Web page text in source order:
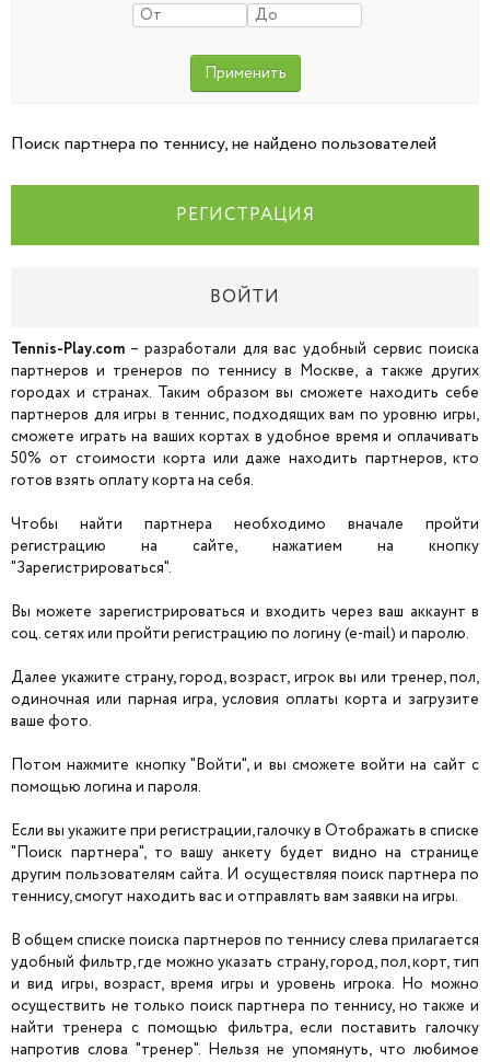
Поиск партнера по теннису, не найдено пользователей
РЕГИСТРАЦИЯ
ВОЙТИ
Tennis-Play.com – разработали для вас удобный сервис поиска
партнеров и тренеров по теннису в Москве, а также других
городах и странах. Таким образом вы сможете находить себе
партнеров для игры в теннис, подходящих вам по уровню игры,
сможете играть на ваших кортах в удобное время и оплачивать
50% от стоимости корта или даже находить партнеров, кто
готов взять оплату корта на себя.
Чтобы найти партнера необходимо вначале пройти
регистрацию на сайте, нажатием на кнопку
"Зарегистрироваться".
Вы можете зарегистрироваться и входить через ваш аккаунт в
соц. сетях или пройти регистрацию по логину (e-mail) и паролю.
Далее укажите страну, город, возраст, игрок вы или тренер, пол,
одиночная или парная игра, условия оплаты корта и загрузите
ваше фото.
Потом нажмите кнопку "Войти", и вы сможете войти на сайт с
помощью логина и пароля.
Если вы укажите при регистрации, галочку в Отображать в списке
"Поиск партнера", то вашу анкету будет видно на странице
другим пользователям сайта. И осуществляя поиск партнера по
теннису, смогут находить вас и отправлять вам заявки на игры.
В общем списке поиска партнеров по теннису слева прилагается
удобный фильтр, где можно указать страну, город, пол, корт, тип
и вид игры, возраст, время игры и уровень игрока. Но можно
осуществить не только поиск партнера по теннису, но также и
найти тренера с помощью фильтра, если поставить галочку
напротив слова "тренер". Нельзя не упомянуть, что любимое